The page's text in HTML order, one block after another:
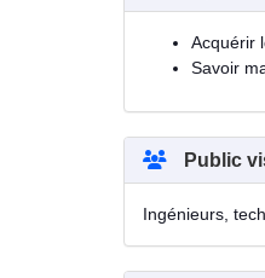
Acquérir
Savoir
Public
Ingénieurs,